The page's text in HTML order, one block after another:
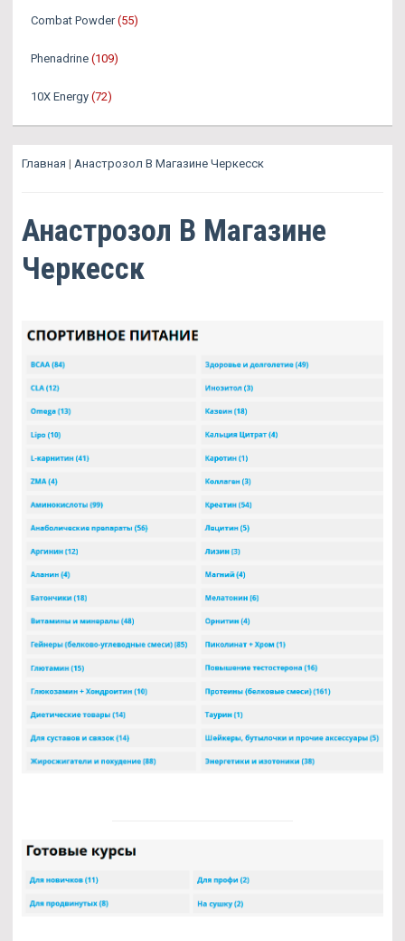
Combat Powder (55)
Phenadrine (109)
10X Energy (72)
Главная | Анастрозол В Магазине Черкесск
Анастрозол В Магазине
Черкесск